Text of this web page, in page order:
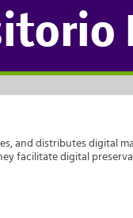
and distributes digital
facilitate digital